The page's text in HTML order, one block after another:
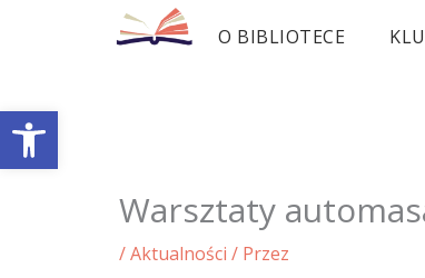
Otwórz pasek narzędzi
O BIBLIOTECE
Warsztaty
/Aktualności / Przez